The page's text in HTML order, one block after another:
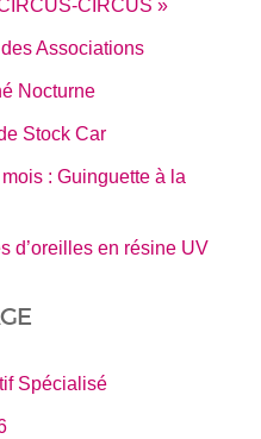
CIRCUS »
Associations
Nocturne
Stock Car
: Guinguette à la
d’oreilles en résine UV
Spécialisé